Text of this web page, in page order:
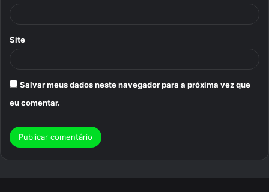
Site
Salvar meus dados neste navegador para a próxima vez que
eu comentar.